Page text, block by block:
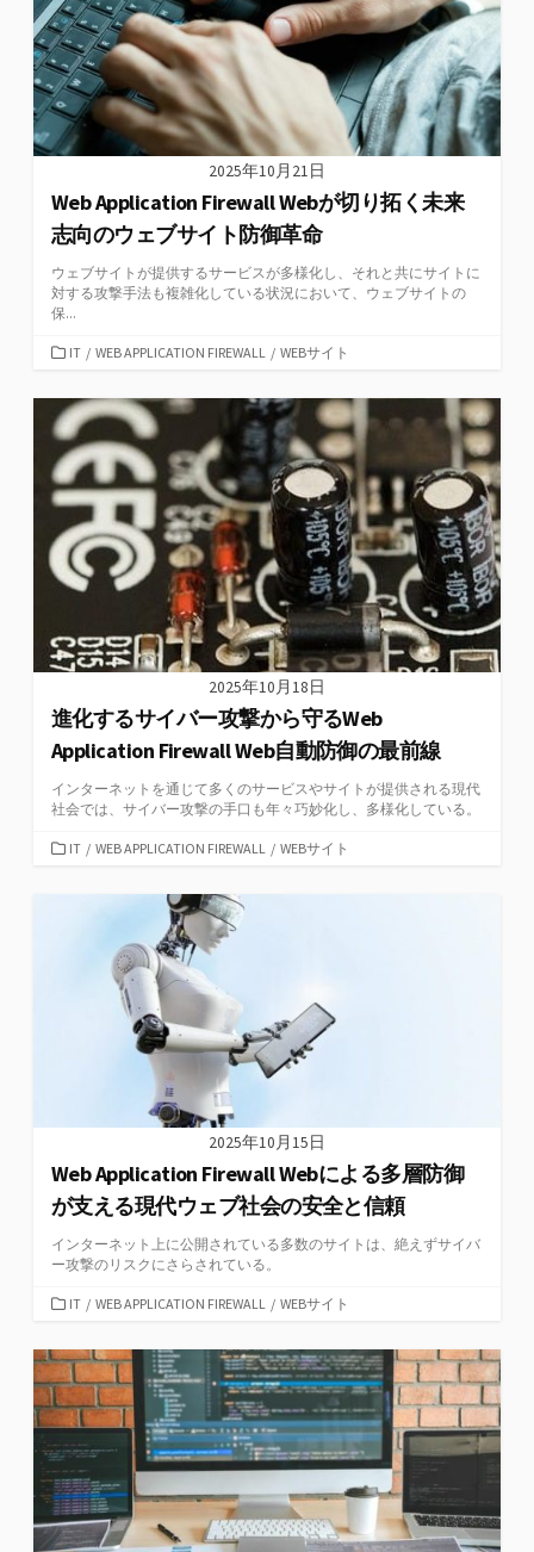
2025年10月21日
Web Application Firewall Webが切り拓く未来
志向のウェブサイト防御革命
ウェブサイトが提供するサービスが多様化し、それと共にサイトに
対する攻撃手法も複雑化している状況において、ウェブサイトの
保...
カ
ゴ
リ
ー
IT / WEB APPLICATION FIREWALL / WEBサイト
2025年10月18日
進化するサイバー攻撃から守るWeb
Application Firewall Web自動防御の最前線
インターネットを通じて多くのサービスやサイトが提供される現代
社会では、サイバー攻撃の手口も年々巧妙化し、多様化している。
カIT / WEB APPLICATION FIREWALL / WEBサイト
2025年10月15日
Web Application Firewall Webによる多層防御
が支える現代ウェブ社会の安全と信頼
インターネット上に公開されている多数のサイトは、絶えずサイバ
ー攻撃のリスクにさらされている。
カ
ゴ
リ
ー
IT / WEB APPLICATION FIREWALL / WEBサイト